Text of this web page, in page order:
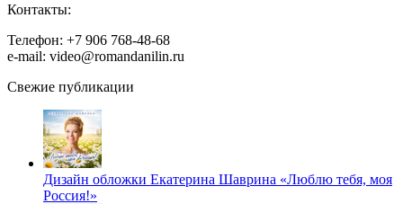
Контакты:
Телефон: +7 906 768-48-68
e-mail: video@romandanilin.ru
Свежие публикации
Дизайн обложки Екатерина Шаврина «Люблю тебя, моя
Россия!»